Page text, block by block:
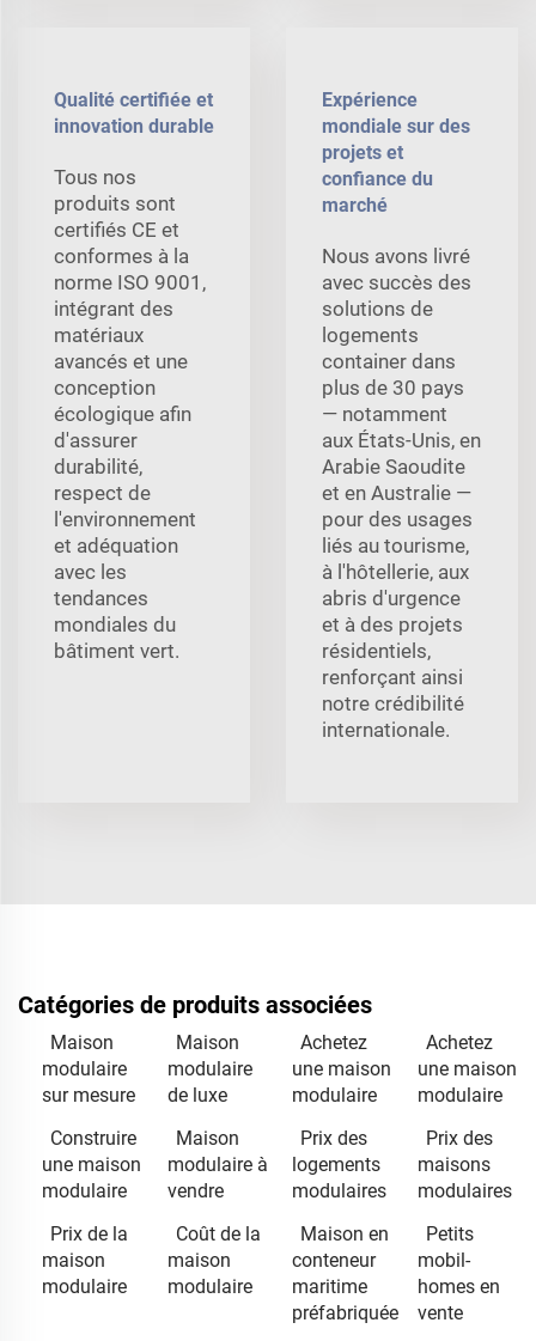
Qualité certifiée et
innovation durable
Tous nos
produits sont
certifiés CE et
conformes à la
norme ISO 9001,
intégrant des
matériaux
avancés et une
conception
écologique afin
d'assurer
durabilité,
respect de
l'environnement
et adéquation
avec les
tendances
mondiales du
bâtiment vert.
Expérience
mondiale sur des
projets et
confiance du
marché
Nous avons livré
avec succès des
solutions de
logements
container dans
plus de 30 pays
— notamment
aux États-Unis, en
Arabie Saoudite
et en Australie —
pour des usages
liés au tourisme,
à l'hôtellerie, aux
abris d'urgence
et à des projets
résidentiels,
renforçant ainsi
notre crédibilité
internationale.
Catégories de produits associées
Maison
modulaire
sur mesure
Maison
modulaire
de luxe
Achetez
une maison
modulaire
Achetez
une maison
modulaire
Construire
une maison
modulaire
Maison
modulaire à
vendre
Prix des
logements
modulaires
Prix des
maisons
modulaires
Prix de la
maison
modulaire
Coût de la
maison
modulaire
Maison en
conteneur
maritime
préfabriquée
Petits
mobil-
homes en
vente